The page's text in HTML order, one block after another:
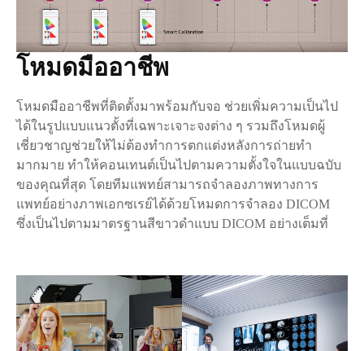
โหมดมืออาชีพ
โหมดมืออาชีพที่ติดตั้งมาพร้อมกับจอ ช่วยเพิ่มความเป็นไป
ได้ในรูปแบบแนวตั้งที่เฉพาะเจาะจงต่าง ๆ รวมถึงโหมดผู้
เชี่ยวชาญช่วยให้ไม่ต้องทำการตกแต่งหลังการถ่ายทำ
มากมาย ทำให้คอนเทนต์เป็นไปตามความตั้งใจในแบบฉบับ
ของคุณที่สุด โดยทีมแพทย์สามารถจำลองภาพทางการ
แพทย์อย่างภาพเอกซเรย์ได้ด้วยโหมดการจำลอง DICOM
ซึ่งเป็นไปตามมาตรฐานสีขาวดำแบบ DICOM อย่างเต็มที่